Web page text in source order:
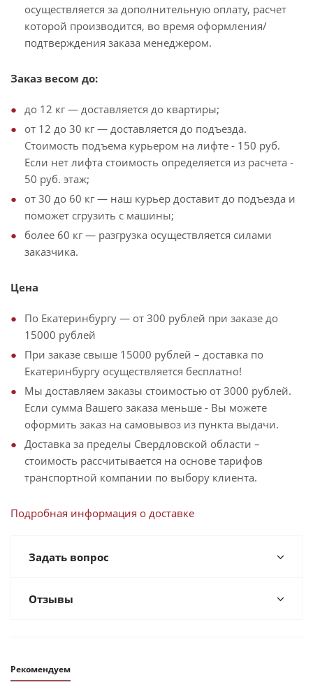
осуществляется за дополнительную оплату, расчет
которой производится, во время оформления/
подтверждения заказа менеджером.
Заказ весом до:
до 12 кг — доставляется до квартиры;
от 12 до 30 кг — доставляется до подъезда.
Стоимость подъема курьером на лифте - 150 руб.
Если нет лифта стоимость определяется из расчета -
50 руб. этаж;
от 30 до 60 кг — наш курьер доставит до подъезда и
поможет сгрузить с машины;
более 60 кг — разгрузка осуществляется силами
заказчика.
Цена
По Екатеринбургу — от 300 рублей при заказе до
15000 рублей
При заказе свыше 15000 рублей – доставка по
Екатеринбургу осуществляется бесплатно!
Мы доставляем заказы стоимостью от 3000 рублей.
Если сумма Вашего заказа меньше - Вы можете
оформить заказ на самовывоз из пункта выдачи.
Доставка за пределы Свердловской области –
стоимость рассчитывается на основе тарифов
транспортной компании по выбору клиента.
Подробная информация о доставке
Задать вопрос
Отзывы
Рекомендуем